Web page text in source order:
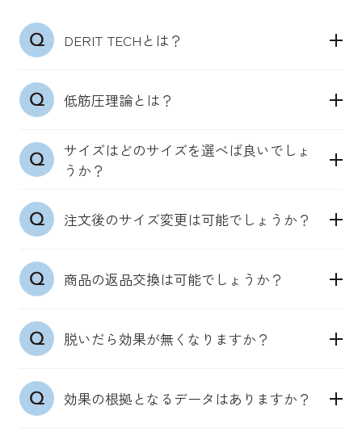
DERIT TECHとは？
「デリットテック」は24時間365日着用できる、骨
盤ととのう機能性インナーウェアブランドです。
ともと身体が備えている機能を引き出します。
低筋圧理論とは？
特許取得（第7214169号）「低筋圧理論」
骨盤まわりの筋肉にそった独自の凹凸構造が、肌に
す。
身体本来が持つ機能を引き出し、筋肉への確実にア
サイズはどのサイズを選べば良いでしょ
うか？
普段の洋服サイズを目安にお選びください。皮膚の
感度センサーを活かした設計のため、きつすぎない
68~76cm、M／76~84cm、L／84~94cm、LL／
94~104cm、3L／104~114cm
は、ぴったりした下着を選ぶことが多ければ「下の
注文後のサイズ変更は可能でしょうか？
ご注文後の商品サイズ変更はシステム上お受けする
ことができません。出荷完了メール受信前の場合
お願いいたします。
商品の返品交換は可能でしょうか？
商品の特性上、お客様都合の返品交換は未使用の場
合も承っておりません。何卒ご理解いただきますよ
脱いだら効果が無くなりますか？
どのアイテムも、着用いただいている時は、皮膚の
感覚センサーから神経伝達回路を通じて、筋肉が正
効果の根拠となるデータはありますか？